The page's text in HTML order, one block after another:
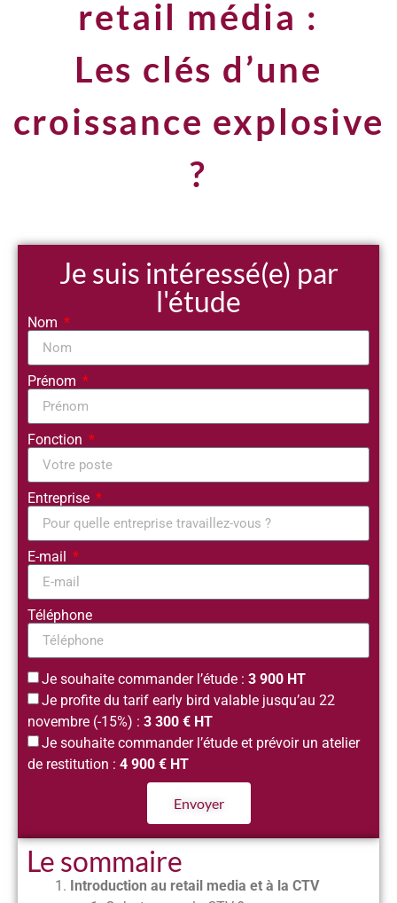
retail média :
Les clés d’une
croissance explosive
?
Je suis intéressé(e) par
l'étude
Nom
Prénom
Fonction
Entreprise
E-mail
Téléphone
Je souhaite commander l’étude : 3 900 HT
Je profite du tarif early bird valable jusqu’au 22
novembre (-15%) : 3 300 € HT
Je souhaite commander l’étude et prévoir un atelier
de restitution : 4 900 € HT
Envoyer
Le sommaire
Introduction au retail media et à la CTV